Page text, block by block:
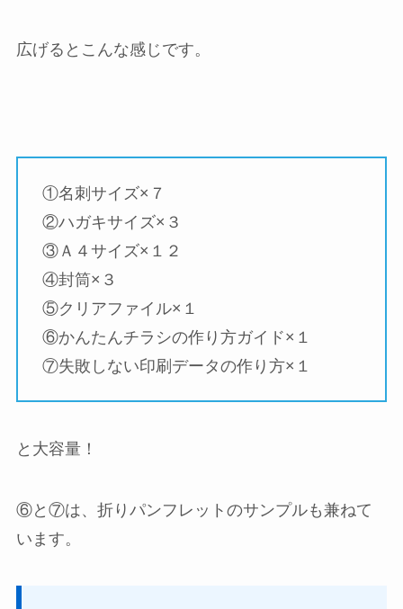
広げるとこんな感じです。
①名刺サイズ×７
②ハガキサイズ×３
③Ａ４サイズ×１２
④封筒×３
⑤クリアファイル×１
⑥かんたんチラシの作り方ガイド×１
⑦失敗しない印刷データの作り方×１
と大容量！
⑥と⑦は、折りパンフレットのサンプルも兼ねて
います。